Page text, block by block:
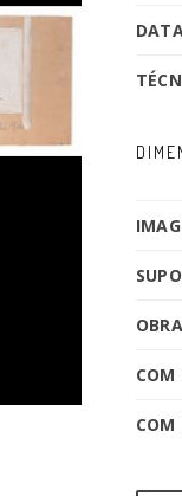
COM
COM